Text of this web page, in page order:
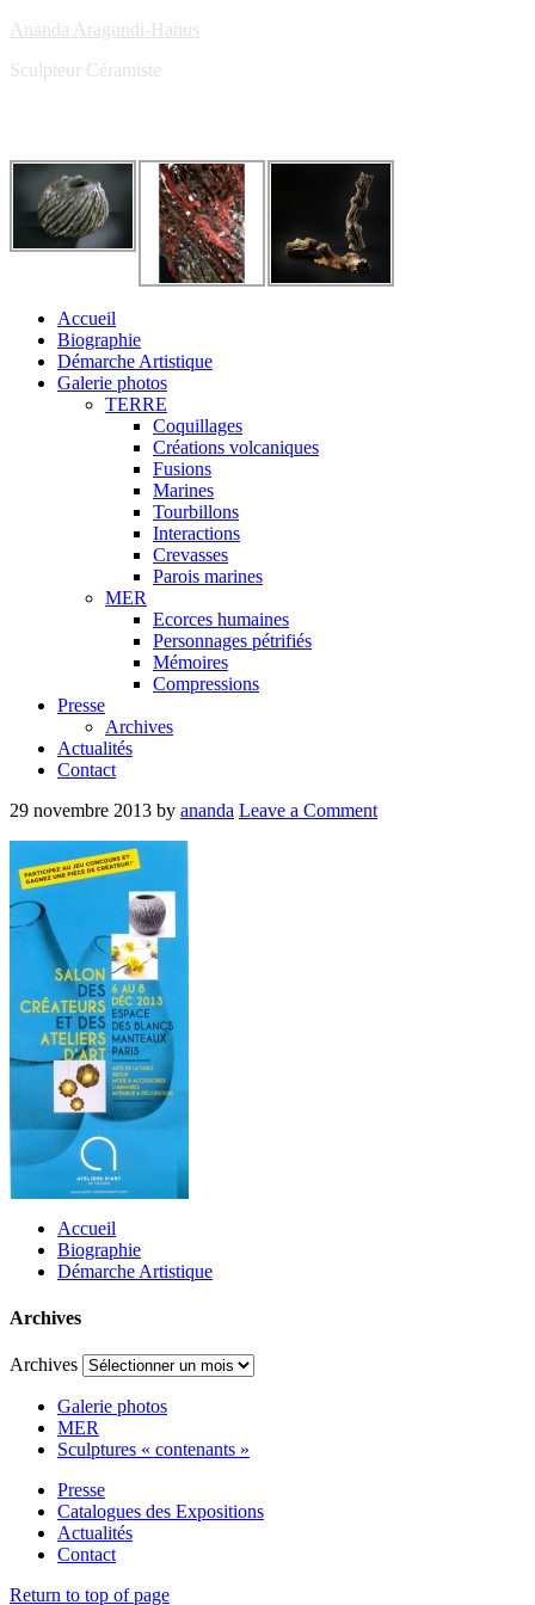
Ananda Aragundi-Hanus
Sculpteur Céramiste
Accueil
Biographie
Démarche Artistique
Galerie photos
TERRE
Coquillages
Créations volcaniques
Fusions
Marines
Tourbillons
Interactions
Crevasses
Parois marines
MER
Ecorces humaines
Personnages pétrifiés
Mémoires
Compressions
Presse
Archives
Actualités
Contact
29 novembre 2013 by ananda Leave a Comment
Accueil
Biographie
Démarche Artistique
Archives
Archives
Galerie photos
MER
Sculptures « contenants »
Presse
Catalogues des Expositions
Actualités
Contact
Return to top of page